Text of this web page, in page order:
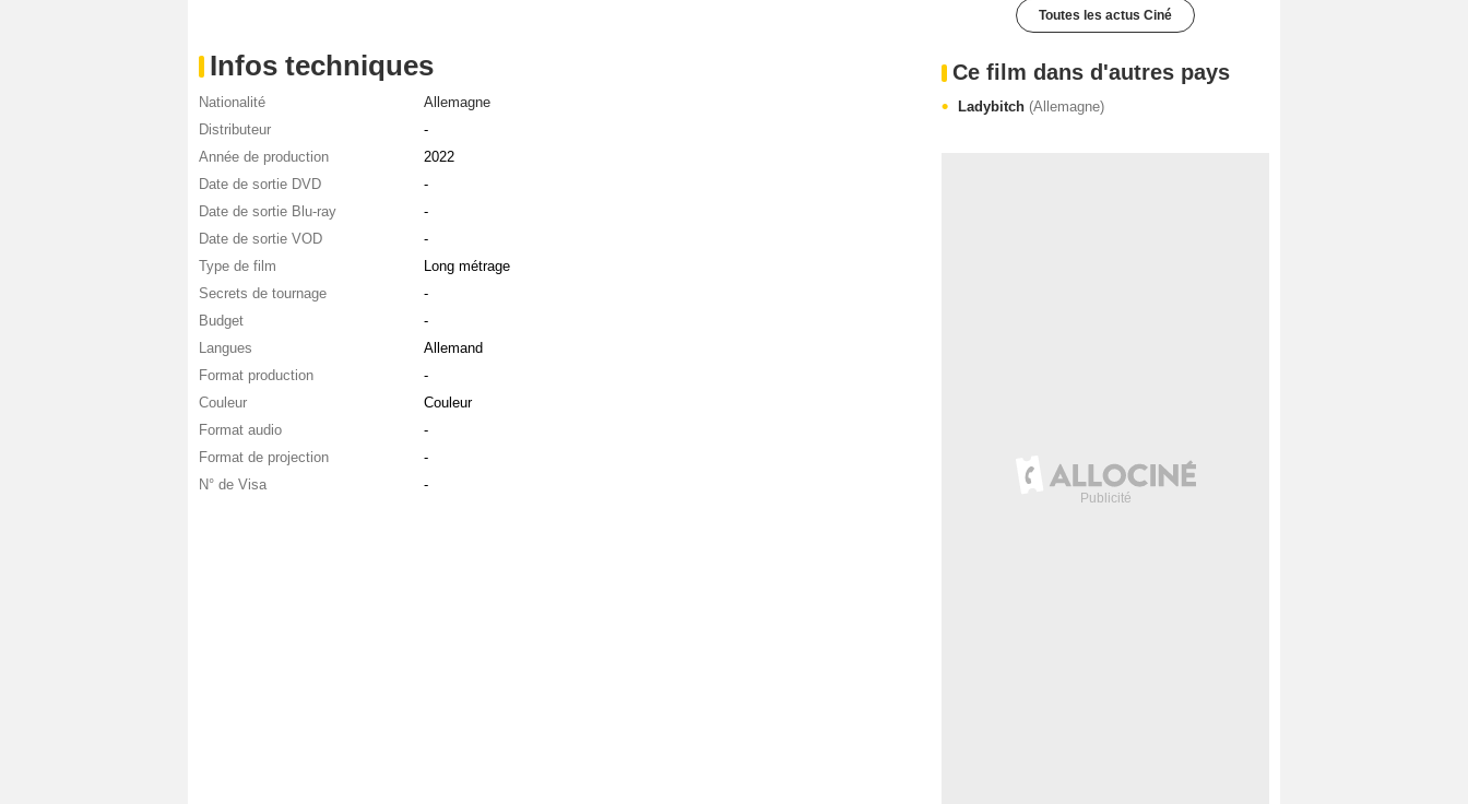
Infos techniques
Nationalité
Allemagne
Distributeur
-
Année de production
2022
Date de sortie DVD
-
Date de sortie Blu-ray
-
Date de sortie VOD
-
Type de film
Long métrage
Secrets de tournage
-
Budget
-
Langues
Allemand
Format production
-
Couleur
Couleur
Format audio
-
Format de projection
-
N° de Visa
-
Toutes les actus Ciné
Ce film dans d'autres pays
Ladybitch (Allemagne)